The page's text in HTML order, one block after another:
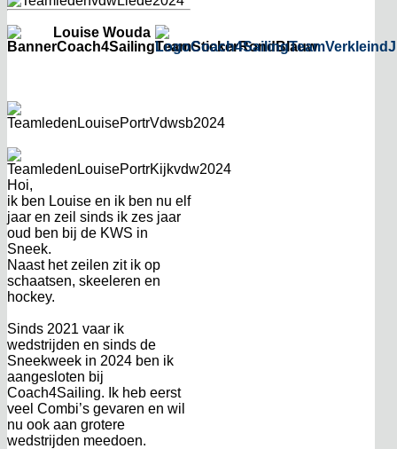
Louise Wouda
Hoi,
ik ben Louise en ik ben nu elf
jaar en zeil sinds ik zes jaar
oud ben bij de KWS in
Sneek.
Naast het zeilen zit ik op
schaatsen, skeeleren en
hockey.
Sinds 2021 vaar ik
wedstrijden en sinds de
Sneekweek in 2024 ben ik
aangesloten bij
Coach4Sailing. Ik heb eerst
veel Combi’s gevaren en wil
nu ook aan grotere
wedstrijden meedoen.